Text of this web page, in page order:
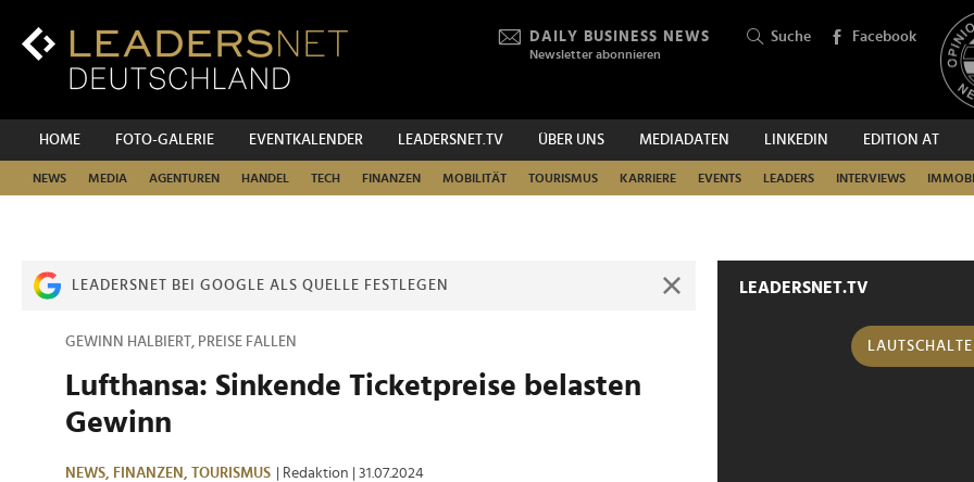
Inhalt
DAILY BUSINESS NEWS
Newsletter abonnieren
Suche Facebook
HOME FOTO-GALERIE EVENTKALENDER LEADERSNET.TV ÜBER UNS MEDIADATEN LINKEDIN EDITION AT
NEWS MEDIA AGENTUREN HANDEL TECH FINANZEN MOBILITÄT TOURISMUS KARRIERE EVENTS LEADERS INTERVIEWS
SUCHEN
LEADERSNET BEI GOOGLE ALS QUELLE FESTLEGEN
GEWINN HALBIERT, PREISE FALLEN
Lufthansa: Sinkende Ticketpreise belasten
Gewinn
NEWS, FINANZEN, TOURISMUS | Redaktion | 31.07.2024
LEADERSNET.TV